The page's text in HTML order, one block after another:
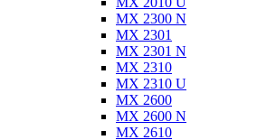
MX 2300 N
MX 2301
MX 2301 N
MX 2310
MX 2310 U
MX 2600
MX 2600 N
MX 2610